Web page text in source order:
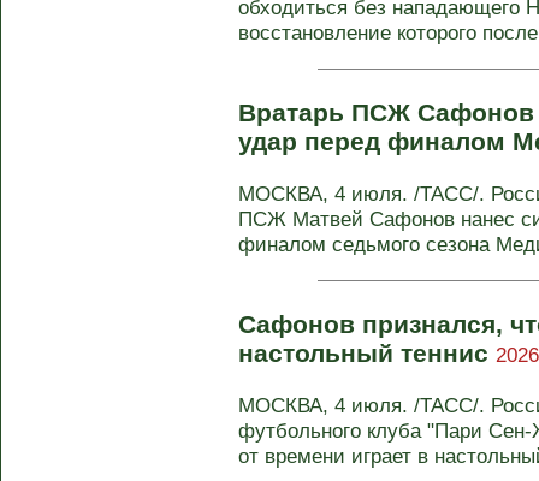
обходиться без нападающего
восстановление которого
Вратарь ПСЖ Сафонов
удар перед финалом
МОСКВА, 4 июля. /ТАСС/.
ПСЖ Матвей Сафонов нанес
финалом седьмого сезона
Сафонов признался,
настольный теннис
МОСКВА, 4 июля. /ТАСС/.
футбольного клуба "Пари
от времени играет в